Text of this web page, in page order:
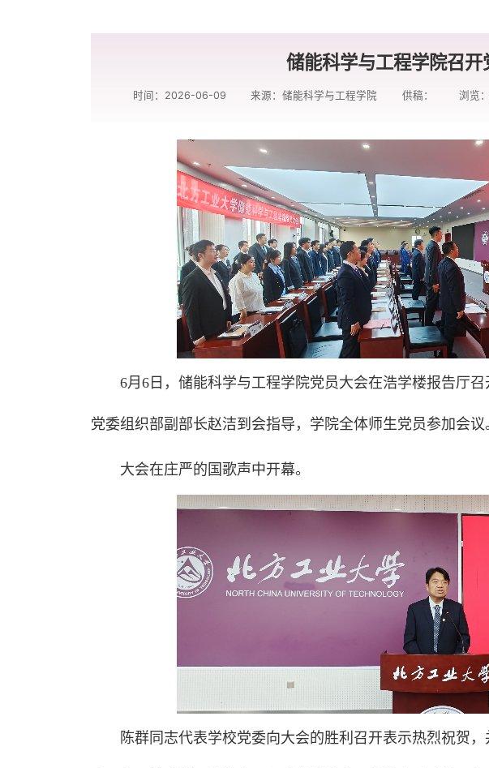
储能科学与工程学院召开
时间：2026-06-09 来源：储能科学与工程学院 供稿： 浏览：
6月6日，储能科学与工程学院党员大会在浩学楼报告厅
党委组织部副部长赵洁到会指导，学院全体师生党员参加会议
大会在庄严的国歌声中开幕。
陈群同志代表学校党委向大会的胜利召开表示热烈祝贺